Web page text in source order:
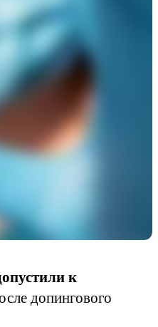
к
допингового